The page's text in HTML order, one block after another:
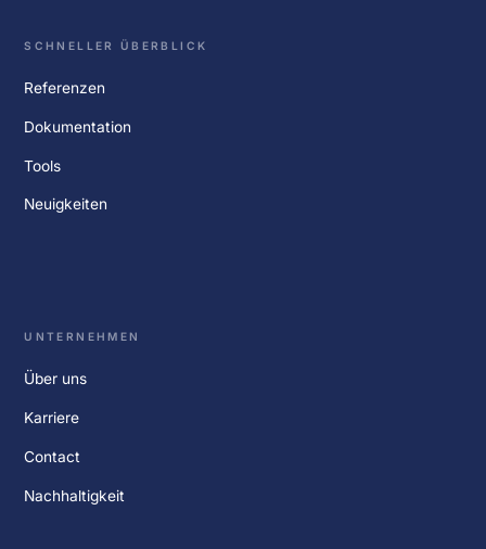
SCHNELLER ÜBERBLICK
Referenzen
Dokumentation
Tools
Neuigkeiten
UNTERNEHMEN
Über uns
Karriere
Contact
Nachhaltigkeit